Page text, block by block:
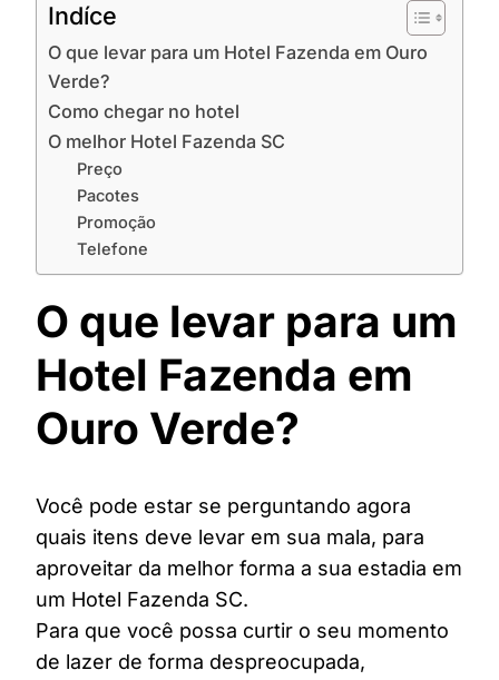
Indíce
O que levar para um Hotel Fazenda em Ouro
Verde?
Como chegar no hotel
O melhor Hotel Fazenda SC
Preço
Pacotes
Promoção
Telefone
O que levar para um
Hotel Fazenda em
Ouro Verde?
Você pode estar se perguntando agora
quais itens deve levar em sua mala, para
aproveitar da melhor forma a sua estadia em
um Hotel Fazenda SC.
Para que você possa curtir o seu momento
de lazer de forma despreocupada,